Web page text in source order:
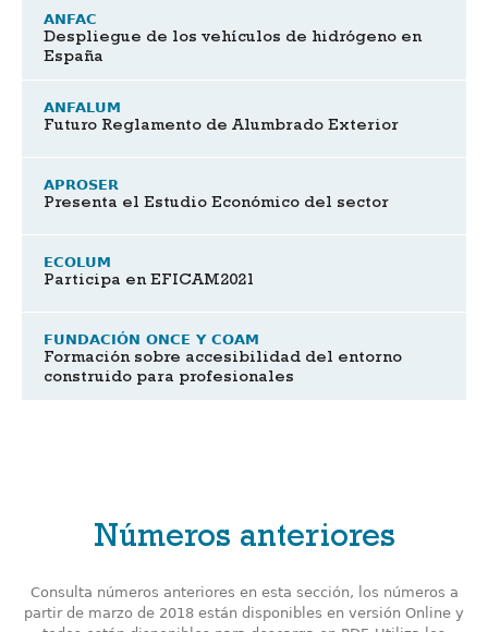
ANFAC
Despliegue de los vehículos de hidrógeno en
España
ANFALUM
Futuro Reglamento de Alumbrado Exterior
APROSER
Presenta el Estudio Económico del sector
ECOLUM
Participa en EFICAM2021
FUNDACIÓN ONCE Y COAM
Formación sobre accesibilidad del entorno
construido para profesionales
Números anteriores
Consulta números anteriores en esta sección, los números a
partir de marzo de 2018 están disponibles en versión Online y